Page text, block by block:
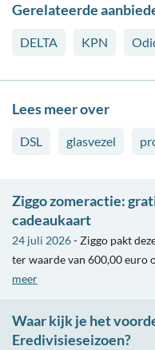
Gerelateerde
DELTA KPN
Lees meer over
DSL glasvezel
Ziggo zomeractie:
cadeaukaart
24 juli 2026- Ziggo pakt
ter waarde van 600,00 euro
meer
Waar kijk je het
Eredivisieseizoen?